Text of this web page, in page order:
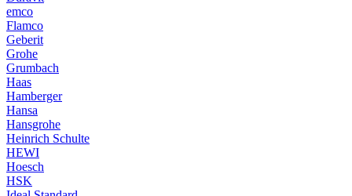
emco
Flamco
Geberit
Grohe
Grumbach
Haas
Hamberger
Hansa
Hansgrohe
Heinrich Schulte
HEWI
Hoesch
HSK